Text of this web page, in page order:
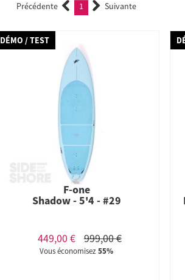
Précédente 1 (current)Suivante
DÉMO / TEST
F-one
Shadow - 5'4 - #29
449,00 € 999,00 €
Vous économisez55%